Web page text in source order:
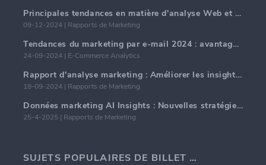
Principales tendances en matière d'analyse Web et d'IA en 2024
09-12-2024 | Rapports de Marketing
Tendances du marketing par e-mail 2024 : avantages de l'hyper-personnalisation
24-09-2024 | E-Commerce Analytics
Rapport d'analyse marketing : Améliorer les insights commerciaux
18-09-2024 | Rapports de Marketing
Données marketing AI Insights : Nouvelles stratégies commerciales pour 2024
25-4-2025 | Rapports de Marketing
SUJETS POPULAIRES DE BILLET DE BLOG